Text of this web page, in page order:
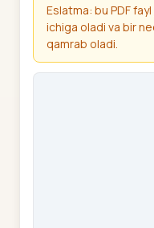
Eslatma: bu PDF
ichiga oladi va bir
qamrab oladi.